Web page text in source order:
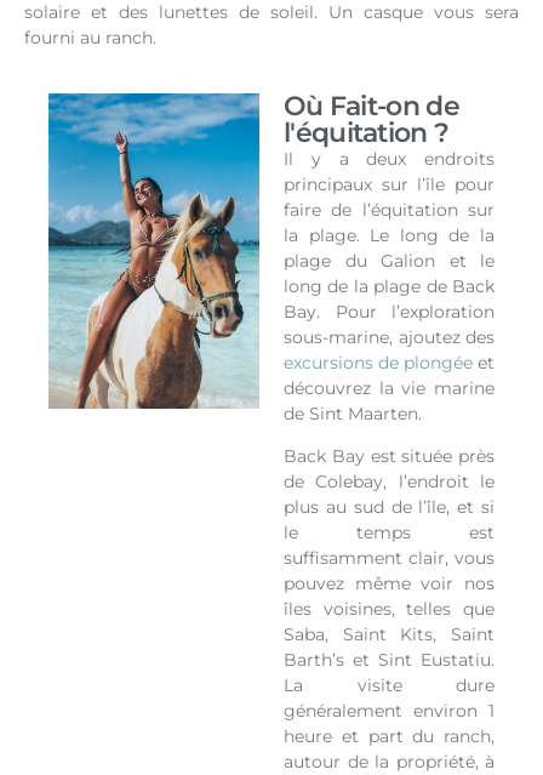
solaire et des lunettes de soleil. Un casque vous sera
fourni au ranch.
Où Fait-on de
l'équitation ?
Il y a deux endroits
principaux sur l’île pour
faire de l’équitation sur
la plage. Le long de la
plage du Galion et le
long de la plage de Back
Bay. Pour l’exploration
sous-marine, ajoutez des
excursions de plongée et
découvrez la vie marine
de Sint Maarten.
Back Bay est située près
de Colebay, l’endroit le
plus au sud de l’île, et si
le temps est
suffisamment clair, vous
pouvez même voir nos
îles voisines, telles que
Saba, Saint Kits, Saint
Barth’s et Sint Eustatiu.
La visite dure
généralement environ 1
heure et part du ranch,
autour de la propriété, à